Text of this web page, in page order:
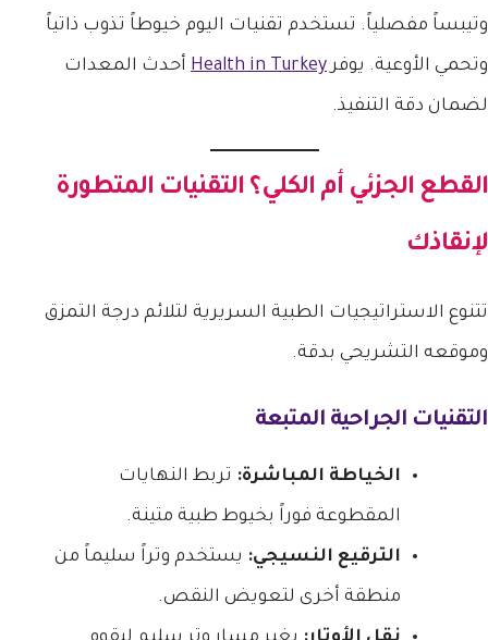
وتيبساً مفصلياً. تستخدم تقنيات اليوم خيوطاً تذوب ذاتياً
وتحمي الأوعية. يوفرHealth in Turkey أحدث المعدات
لضمان دقة التنفيذ.
القطع الجزئي أم الكلي؟ التقنيات المتطورة
لإنقاذك
تتنوع الاستراتيجيات الطبية السريرية لتلائم درجة التمزق
وموقعه التشريحي بدقة.
التقنيات الجراحية المتبعة
الخياطة المباشرة: تربط النهايات
المقطوعة فوراً بخيوط طبية متينة.
الترقيع النسيجي: يستخدم وتراً سليماً من
منطقة أخرى لتعويض النقص.